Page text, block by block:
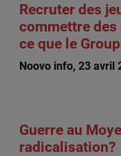
Recruter des
commettre des
ce que le
Noovo info, 23 avril
Guerre au
radicalisation?